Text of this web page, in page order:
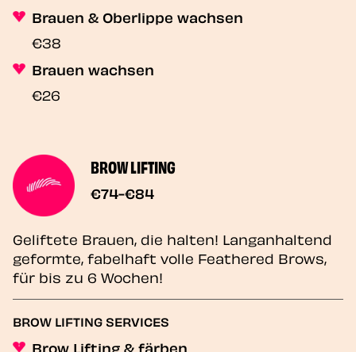
Brauen & Oberlippe wachsen
€38
Brauen wachsen
€26
BROW LIFTING
€74-€84
Geliftete Brauen, die halten! Langanhaltend
geformte, fabelhaft volle Feathered Brows,
für bis zu 6 Wochen!
BROW LIFTING SERVICES
Brow Lifting & färben